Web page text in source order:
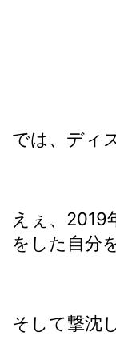
では、ディ
えぇ、2019
をした自分を
そして撃沈